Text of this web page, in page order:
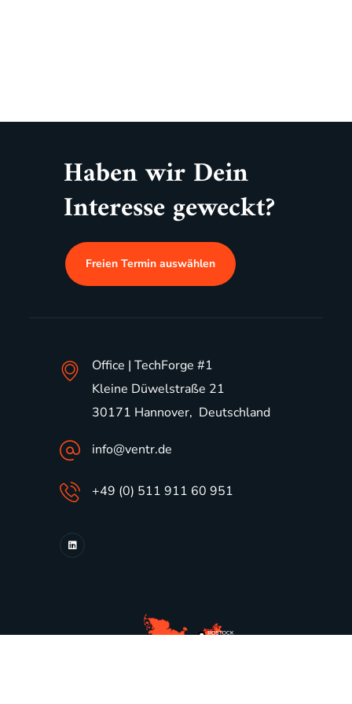
Haben wir Dein
Interesse geweckt?
Freien Termin auswählen
Office | TechForge #1
Kleine Düwelstraße 21
30171 Hannover, Deutschland
info@ventr.de
+49 (0) 511 911 60 951